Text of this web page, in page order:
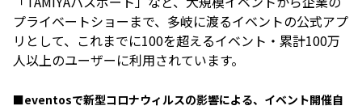
プライベートショーまで、多岐に渡るイベントの公式アプ
リとして、これまでに100を超えるイベント・累計100万
人以上のユーザーに利用されています。
■eventosで新型コロナウィルスの影響による、イベント開催自